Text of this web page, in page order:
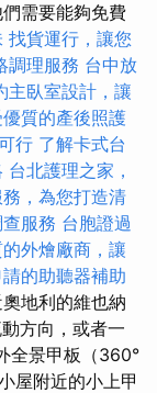
需要能夠免費
找貨運行，讓您
調理服務 台中放
主臥室設計，讓
質的產後照護
行 了解卡式台
台北護理之家，
，為您打造清
服務 台胞證過
外燴廠商，讓
的助聽器補助
地利的維也納
方向，或者一
全景甲板（360°
屋附近的小上甲